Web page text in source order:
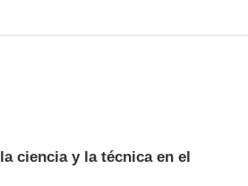
ciencia y la técnica en el